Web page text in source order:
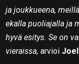
ja joukkueena,
ekalla puoliajalla ja
hyvä esitys. Se on
vieraissa, arvioi